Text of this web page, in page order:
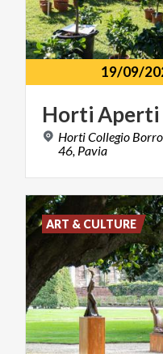
19/09/
HortiAperti
Horti Collegio
46, Pavia
ART & CULTURE